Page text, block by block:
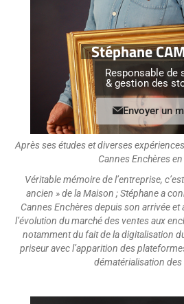
Stéphane
Responsable de
& gestion des
Envoyer un
Après ses études et diverses
Cannes Enchères
Véritable mémoire de l’entreprise,
ancien » de la Maison ; Stéphane a
Cannes Enchères depuis son arrivée et
l’évolution du marché des ventes aux
notamment du fait de la digitalisation
priseur avec l’apparition des
dématérialisation des